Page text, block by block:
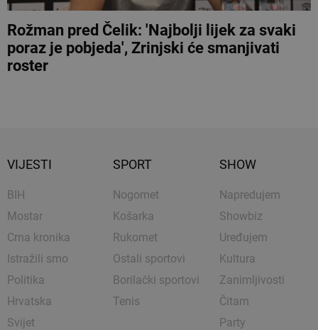
Rožman pred Čelik: 'Najbolji lijek za svaki
poraz je pobjeda', Zrinjski će smanjivati
roster
VIJESTI
BIH
Mostar
Crna kronika
Istražili smo
Politika
Hrvatska
Svijet
SPORT
Nogomet
Košarka
Rukomet
Ostali sportovi
Borilački sportovi
Tenis
SHOW
Napredujem
Showbiz
Uređujem
Kultura
Zanimljivosti
Čitam
Party